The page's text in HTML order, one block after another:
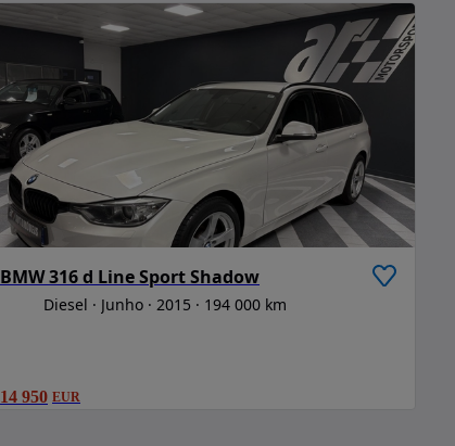
BMW 316 d Line Sport Shadow
Diesel Junho 2015 194 000 km
14 950 EUR